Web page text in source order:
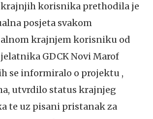
korisnika prethodila je
posjeta svakom
krajnjem korisniku od
GDCK Novi Marof
se informiralo o projektu ,
utvrdilo status krajnjeg
te uz pisani pristanak za